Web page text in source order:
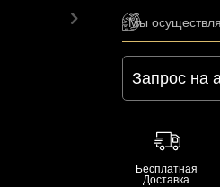
Мы
Запрос на
Бесплатная
Доставка